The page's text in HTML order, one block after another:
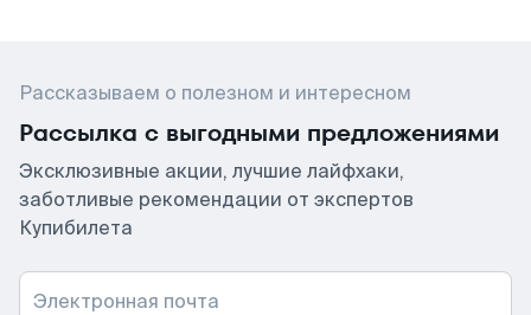
Рассказываем о полезном и интересном
Рассылка с выгодными предложениями
Эксклюзивные акции, лучшие лайфхаки,
заботливые рекомендации от экспертов
Купибилета
Электронная почта